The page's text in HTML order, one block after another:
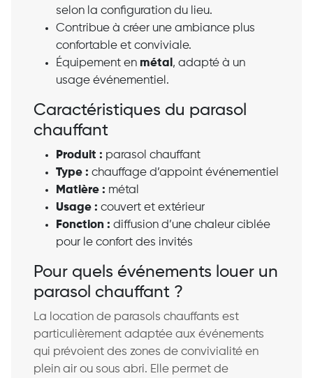
selon la configuration du lieu.
Contribue à créer une ambiance plus
confortable et conviviale.
Équipement en métal , adapté à un
usage événementiel.
Caractéristiques du parasol
chauffant
Produit : parasol chauffant
Type : chauffage d’appoint événementiel
Matière : métal
Usage : couvert et extérieur
Fonction : diffusion d’une chaleur ciblée
pour le confort des invités
Pour quels événements louer un
parasol chauffant ?
La location de parasols chauffants est
particulièrement adaptée aux événements
qui prévoient des zones de convivialité en
plein air ou sous abri. Elle permet de